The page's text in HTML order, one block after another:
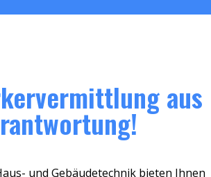
aus
und Gebäudetechnik bieten Ihnen